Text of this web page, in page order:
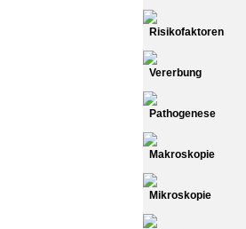
Risikofaktoren
Vererbung
Pathogenese
Makroskopie
Mikroskopie